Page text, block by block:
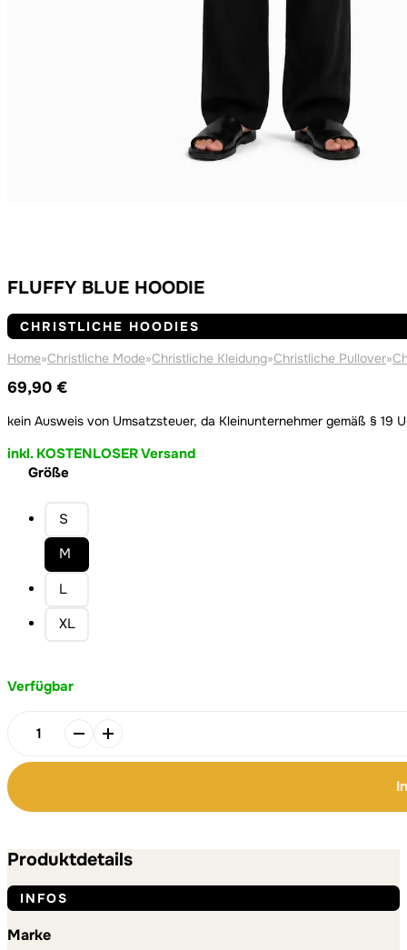
FLUFFY BLUE HOODIE
CHRISTLICHE HOODIES
Home»Christliche Mode»Christliche Kleidung»Christliche Pullover»
69,90 €
kein Ausweis von Umsatzsteuer, da Kleinunternehmer gemäß § 19
inkl. KOSTENLOSER Versand
Größe
S
M
L
XL
Verfügbar
FLUFFY
BLUE
Menge
Produktdetails
INFOS
Marke